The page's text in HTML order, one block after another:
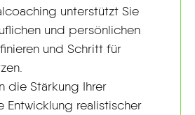
unterstützt Sie
und persönlichen
und Schritt für
die Stärkung Ihrer
Entwicklung realistischer